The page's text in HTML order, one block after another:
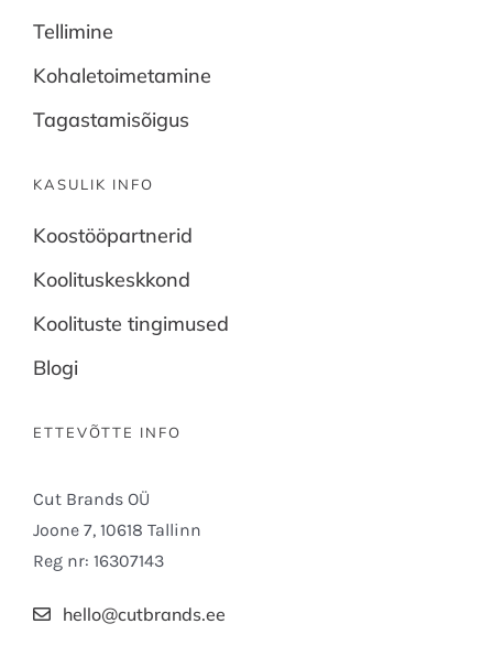
Tellimine
Kohaletoimetamine
Tagastamisõigus
KASULIK INFO
Koostööpartnerid
Koolituskeskkond
Koolituste tingimused
Blogi
ETTEVÕTTE INFO
Cut Brands OÜ
Joone 7, 10618 Tallinn
Reg nr: 16307143
hello@cutbrands.ee